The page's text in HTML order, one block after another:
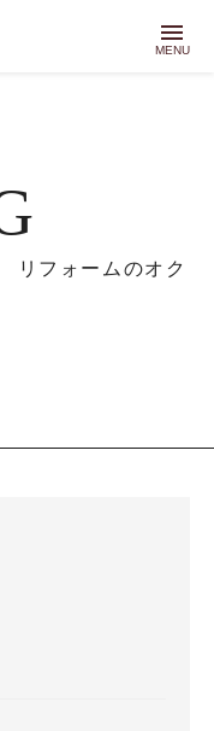
menu
MENU
フォームのオク